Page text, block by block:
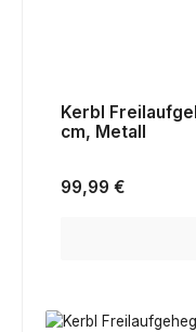
Kerbl
cm, Metall
Regulärer Preis:
99,99 €